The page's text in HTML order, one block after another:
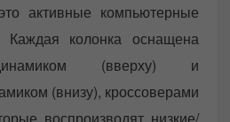
активные компьютерные
Каждая колонка оснащена
(вверху) и
(внизу), кроссоверами
воспроизводят низкие/